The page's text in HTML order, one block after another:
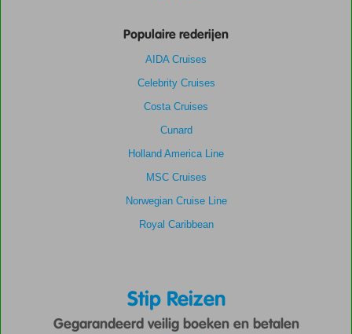
Populaire rederijen
AIDA Cruises
Celebrity Cruises
Costa Cruises
Cunard
Holland America Line
MSC Cruises
Norwegian Cruise Line
Royal Caribbean
Stip Reizen
Gegarandeerd veilig boeken en betalen